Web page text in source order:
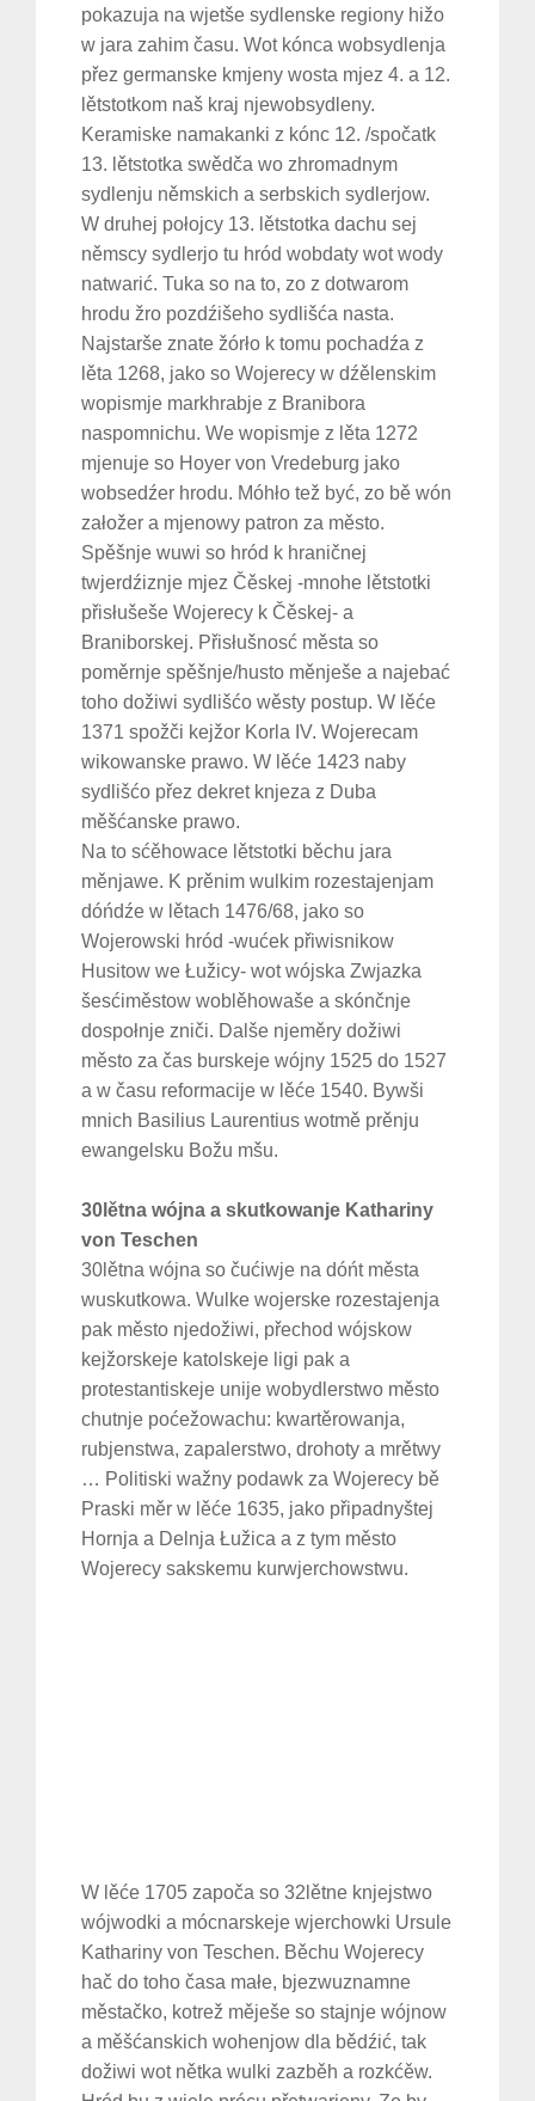
pokazuja na wjetše sydlenske regiony hižo
w jara zahim času. Wot kónca wobsydlenja
přez germanske kmjeny wosta mjez 4. a 12.
lětstotkom naš kraj njewobsydleny.
Keramiske namakanki z kónc 12. /spočatk
13. lětstotka swědča wo zhromadnym
sydlenju němskich a serbskich sydlerjow.
W druhej połojcy 13. lětstotka dachu sej
němscy sydlerjo tu hród wobdaty wot wody
natwarić. Tuka so na to, zo z dotwarom
hrodu žro pozdźišeho sydlišća nasta.
Najstarše znate žórło k tomu pochadźa z
lěta 1268, jako so Wojerecy w dźělenskim
wopismje markhrabje z Branibora
naspomnichu. We wopismje z lěta 1272
mjenuje so Hoyer von Vredeburg jako
wobsedźer hrodu. Móhło tež być, zo bě wón
załožer a mjenowy patron za město.
Spěšnje wuwi so hród k hraničnej
twjerdźiznje mjez Čěskej -mnohe lětstotki
přisłušeše Wojerecy k Čěskej- a
Braniborskej. Přisłušnosć města so
poměrnje spěšnje/husto měnješe a najebać
toho dožiwi sydlišćo wěsty postup. W lěće
1371 spožči kejžor Korla IV. Wojerecam
wikowanske prawo. W lěće 1423 naby
sydlišćo přez dekret knjeza z Duba
měšćanske prawo.
Na to sćěhowace lětstotki běchu jara
měnjawe. K prěnim wulkim rozestajenjam
dóńdźe w lětach 1476/68, jako so
Wojerowski hród -wućek přiwisnikow
Husitow we Łužicy- wot wójska Zwjazka
šesćiměstow woblěhowaše a skónčnje
dospołnje zniči. Dalše njeměry dožiwi
město za čas burskeje wójny 1525 do 1527
a w času reformacije w lěće 1540. Bywši
mnich Basilius Laurentius wotmě prěnju
ewangelsku Božu mšu.
30lětna wójna a skutkowanje Kathariny
von Teschen
30lětna wójna so čućiwje na dóńt města
wuskutkowa. Wulke wojerske rozestajenja
pak město njedožiwi, přechod wójskow
kejžorskeje katolskeje ligi pak a
protestantiskeje unije wobydlerstwo město
chutnje poćežowachu: kwartěrowanja,
rubjenstwa, zapalerstwo, drohoty a mrětwy
… Politiski wažny podawk za Wojerecy bě
Praski měr w lěće 1635, jako připadnyštej
Hornja a Delnja Łužica a z tym město
Wojerecy sakskemu kurwjerchowstwu.
W lěće 1705 započa so 32lětne knjejstwo
wójwodki a mócnarskeje wjerchowki Ursule
Kathariny von Teschen. Běchu Wojerecy
hač do toho časa małe, bjezwuznamne
městačko, kotrež měješe so stajnje wójnow
a měšćanskich wohenjow dla bědźić, tak
dožiwi wot nětka wulki zazběh a rozkćěw.